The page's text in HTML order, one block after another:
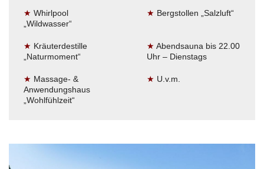
★ Whirlpool
„Wildwasser“
★ Bergstollen „Salzluft“
★ Kräuterdestille
„Naturmoment“
★ Abendsauna bis 22.00
Uhr – Dienstags
★ Massage- &
Anwendungshaus
„Wohlfühlzeit“
★ U.v.m.